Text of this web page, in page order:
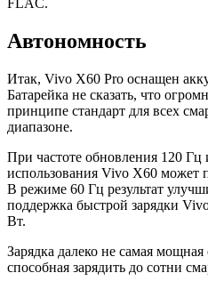
FLAC.
Автономность
Итак, Vivo X60 Pro оснащен
Батарейка не сказать, что
принципе стандарт для всех
диапазоне.
При частоте обновления 120
использования Vivo X60 может
В режиме 60 Гц результат
поддержка быстрой зарядки
Вт.
Зарядка далеко не самая
способная зарядить до сотни